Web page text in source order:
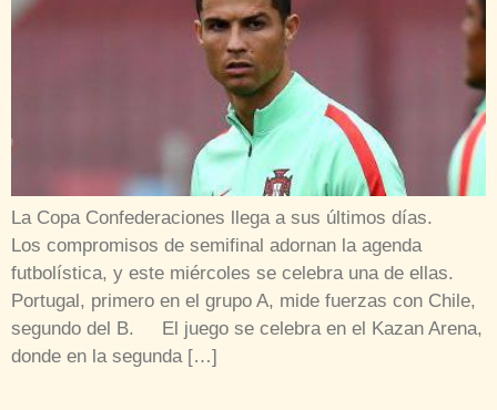
La Copa Confederaciones llega a sus últimos días.
Los compromisos de semifinal adornan la agenda
futbolística, y este miércoles se celebra una de ellas.
Portugal, primero en el grupo A, mide fuerzas con Chile,
segundo del B. El juego se celebra en el Kazan Arena,
donde en la segunda […]